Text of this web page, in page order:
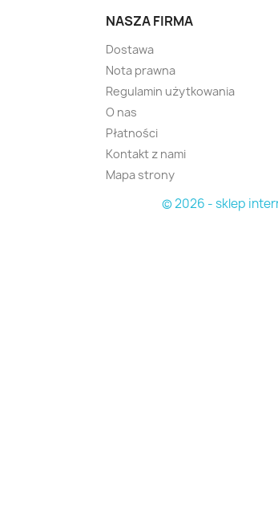
NASZA FIRMA
Dostawa
Nota prawna
Regulamin użytkowania
O nas
Płatności
Kontakt z nami
Mapa strony
© 2026 - sklep